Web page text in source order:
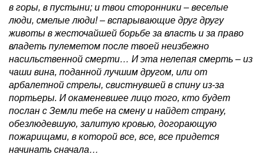
в горы, в пустыни; и твои сторонники – веселые
люди, смелые люди! – вспарывающие друг другу
животы в жесточайшей борьбе за власть и за право
владеть пулеметом после твоей неизбежно
насильственной смерти… И эта нелепая смерть – из
чаши вина, поданной лучшим другом, или от
арбалетной стрелы, свистнувшей в спину из-за
портьеры. И окаменевшее лицо того, кто будет
послан с Земли тебе на смену и найдет страну,
обезлюдевшую, залитую кровью, догорающую
пожарищами, в которой все, все, все придется
начинать сначала…